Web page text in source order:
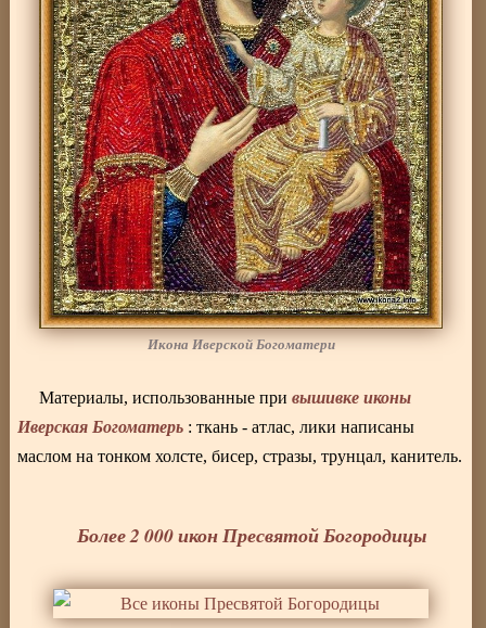
Икона Иверской Богоматери
Материалы, использованные привышивке иконы
Иверская Богоматерь : ткань - атлас, лики написаны
маслом на тонком холсте, бисер, стразы, трунцал, канитель.
Более 2 000 икон Пресвятой Богородицы